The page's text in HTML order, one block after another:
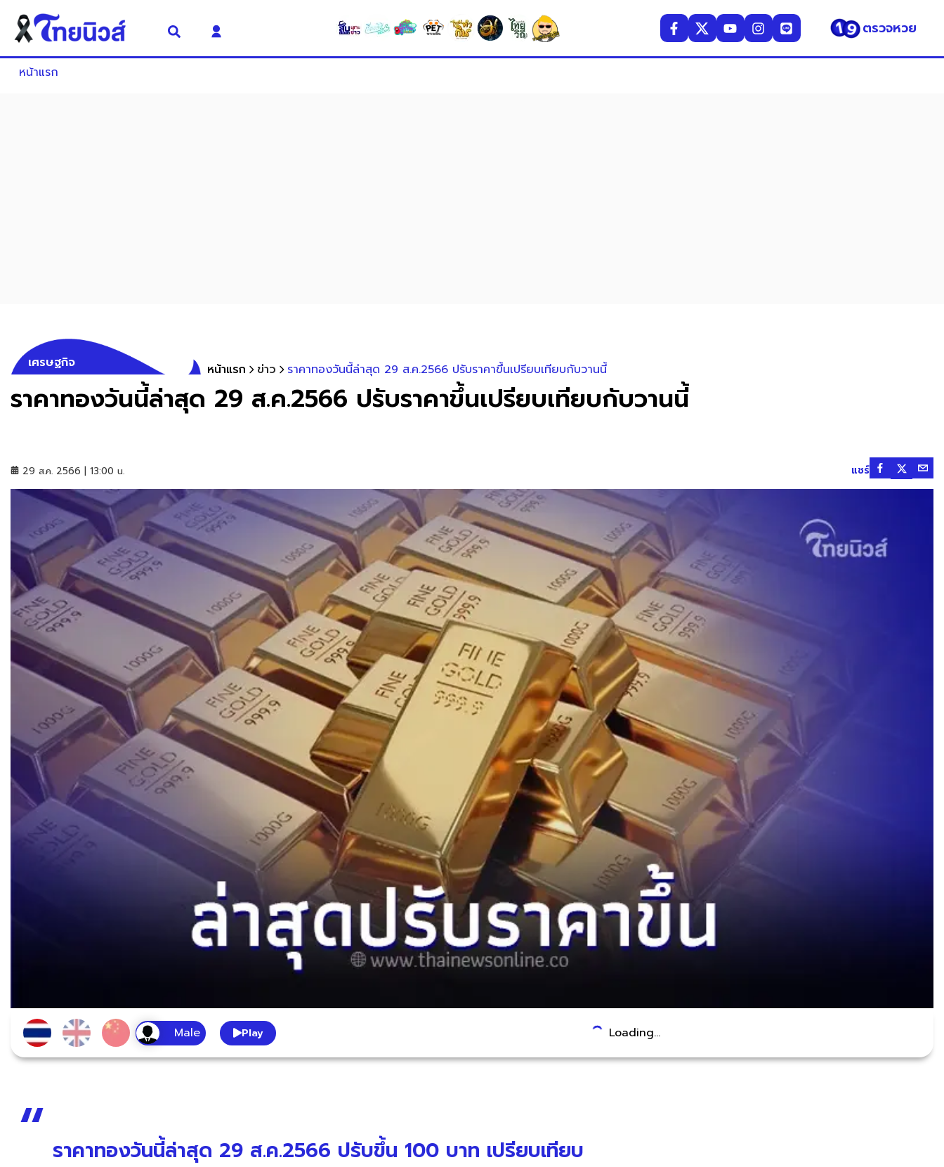
ตรวจหวย
หน้าแรก
เศรษฐกิจ หน้าแรก ข่าว ราคาทองวันนี้ล่าสุด 29 ส.ค.2566 ปรับราคาขึ้นเปรียบเทียบกับวานนี้
ราคาทองวันนี้ล่าสุด 29 ส.ค.2566 ปรับราคาขึ้นเปรียบเทียบกับวานนี้
29 ส.ค. 2566 | 13:00 น. แชร์
Play Loading...
ราคาทองวันนี้ล่าสุด 29 ส.ค.2566 ปรับขึ้น 100 บาท เปรียบเทียบ